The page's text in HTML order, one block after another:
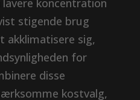
koncentration
stigende brug
akklimatisere sig,
for
disse
kostvalg,